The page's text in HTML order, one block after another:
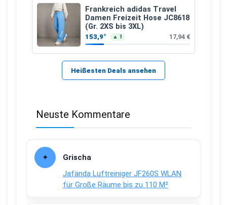
Frankreich adidas Travel
Damen Freizeit Hose JC8618
(Gr. 2XS bis 3XL)
153,9° ▲ 1 17,94 €
Heißesten Deals ansehen
Neuste Kommentare
Grischa
Jafända Luftreiniger JF260S WLAN
für Große Räume bis zu 110 M²